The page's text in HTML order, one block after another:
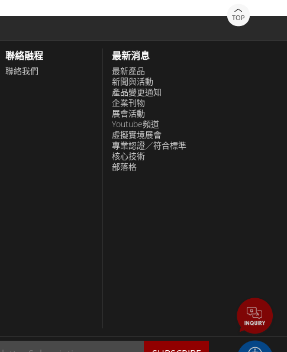
TOP
聯絡融程
聯絡我們
最新消息
最新產品
新聞與活動
產品變更通知
企業刊物
展會活動
Youtube頻道
虛擬實境展會
專業認證／符合標準
核心技術
部落格